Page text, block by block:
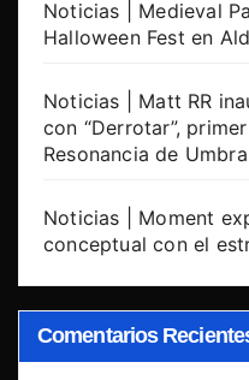
Noticias | Medieval
Halloween Fest en
Noticias | Matt RR
con “Derrotar”,
Resonancia de
Noticias | Moment
conceptual con el
Comentarios